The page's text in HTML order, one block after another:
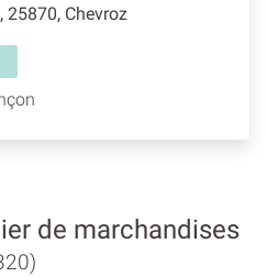
25870, Chevroz
de marchandises